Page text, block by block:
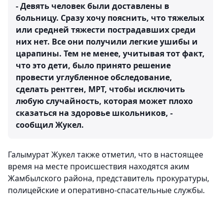
- Девять человек были доставлены в
больницу. Сразу хочу пояснить, что тяжелых
или средней тяжести пострадавших среди
них нет. Все они получили легкие ушибы и
царапины. Тем не менее, учитывая тот факт,
что это дети, было принято решение
провести углубленное обследование,
сделать рентген, МРТ, чтобы исключить
любую случайность, которая может плохо
сказаться на здоровье школьников, -
сообщил Жукел.
Галымурат Жукел также отметил, что в настоящее
время на месте происшествия находятся аким
Жамбылского района, представитель прокуратуры,
полицейские и оперативно-спасательные службы.